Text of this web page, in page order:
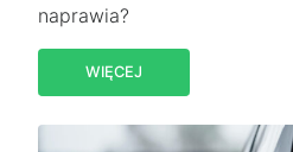
naprawia?
WIĘCEJ